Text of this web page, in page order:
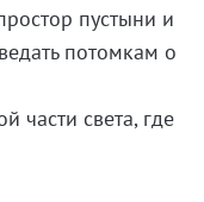
пустыни и
потомкам о
части света, где